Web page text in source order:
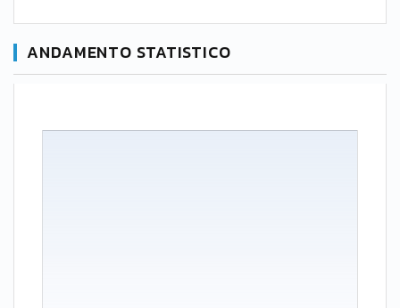
ANDAMENTO STATISTICO